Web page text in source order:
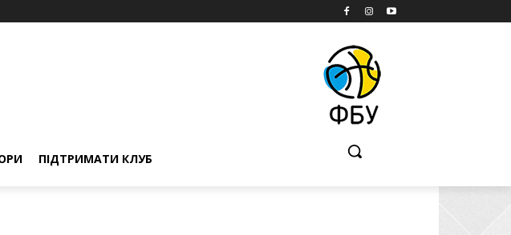
ПІДТРИМАТИ КЛУБ